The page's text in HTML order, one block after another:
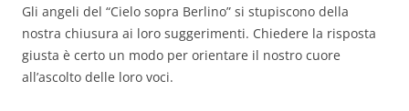
Gli angeli del “Cielo sopra Berlino” si stupiscono della
nostra chiusura ai loro suggerimenti. Chiedere la risposta
giusta è certo un modo per orientare il nostro cuore
all’ascolto delle loro voci.